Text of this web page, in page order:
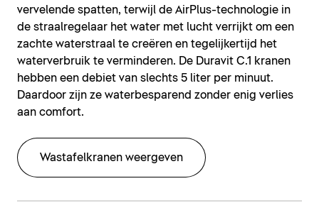
vervelende spatten, terwijl de AirPlus-technologie in
de straalregelaar het water met lucht verrijkt om een
zachte waterstraal te creëren en tegelijkertijd het
waterverbruik te verminderen. De Duravit C.1 kranen
hebben een debiet van slechts 5 liter per minuut.
Daardoor zijn ze waterbesparend zonder enig verlies
aan comfort.
Wastafelkranen weergeven